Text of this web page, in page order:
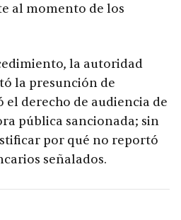
al momento de los
la autoridad
la presunción de
el derecho de audiencia de
pública sancionada; sin
por qué no reportó
señalados.